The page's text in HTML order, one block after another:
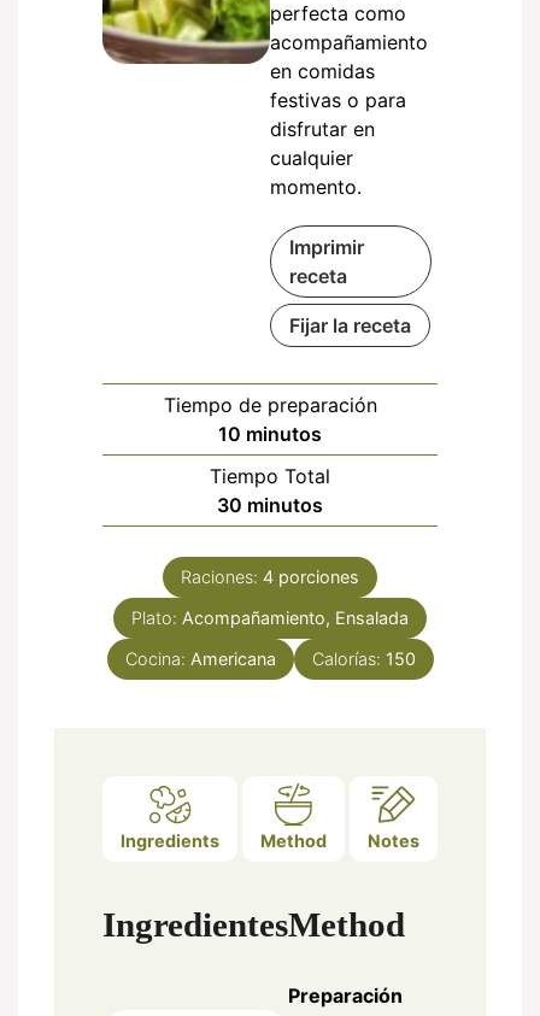
perfecta como
acompañamiento
en comidas
festivas o para
disfrutar en
cualquier
momento.
Imprimir
receta
Fijar la receta
Tiempo de preparación
10 minutos
minutos
Tiempo Total
30 minutos
minutos
Raciones: 4 porciones
Plato: Acompañamiento, Ensalada
Cocina: Americana Calorías: 150
Ingredients Method Notes
IngredientesMethod
Preparación